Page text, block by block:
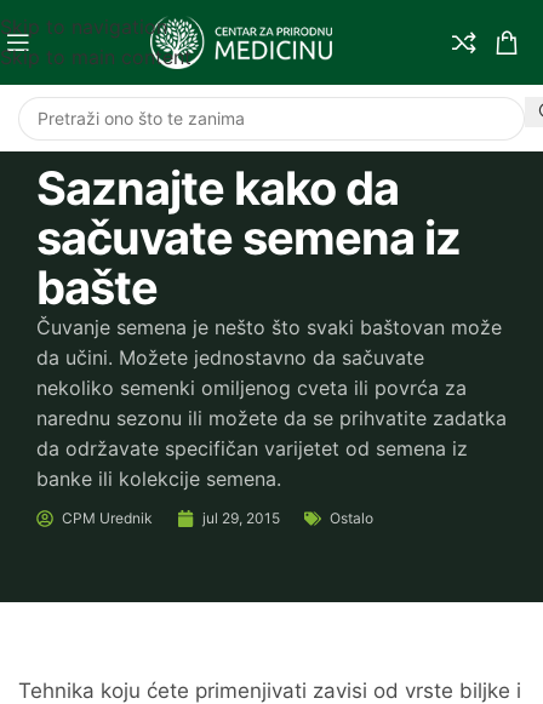
Skip to navigation
Skip to main content
Saznajte kako da
sačuvate semena iz
bašte
Čuvanje semena je nešto što svaki baštovan može
da učini. Možete jednostavno da sačuvate
nekoliko semenki omiljenog cveta ili povrća za
narednu sezonu ili možete da se prihvatite zadatka
da održavate specifičan varijetet od semena iz
banke ili kolekcije semena.
CPM Urednik jul 29, 2015 Ostalo
Tehnika koju ćete primenjivati zavisi od vrste biljke i